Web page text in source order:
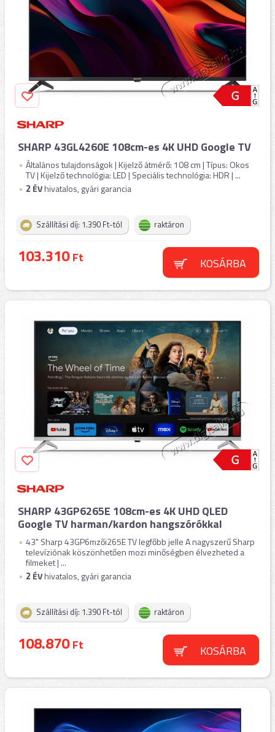
SHARP 43GL4260E 108cm-es 4K UHD Google TV
Általános tulajdonságok | Kijelző átmérő: 108 cm | Típus: Okos
TV | Kijelző technológia: LED | Speciális technológia: HDR | ...
2 ÉVhivatalos, gyári garancia
Szállítási díj: 1.390 Ft-tól raktáron
103.310Ft KOSÁRBA
SHARP 43GP6265E 108cm-es 4K UHD QLED
Google TV harman/kardon hangszórókkal
43" Sharp 43GP6mzői265E TV legfőbb jelle A nagyszerű Sharp
televíziónak köszönhetően mozi minőségben élvezheted a
filmeket | ...
2 ÉVhivatalos, gyári garancia
Szállítási díj: 1.390 Ft-tól raktáron
108.870Ft KOSÁRBA